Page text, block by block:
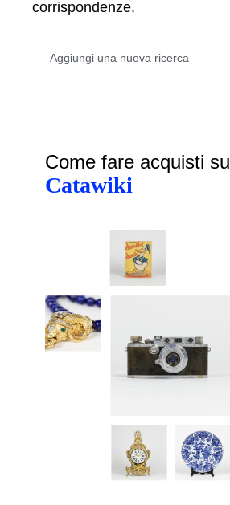
corrispondenze.
Come fare acquisti su
Catawiki